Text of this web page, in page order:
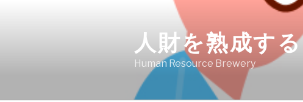
人財を熟成する
Human Resource Brewery